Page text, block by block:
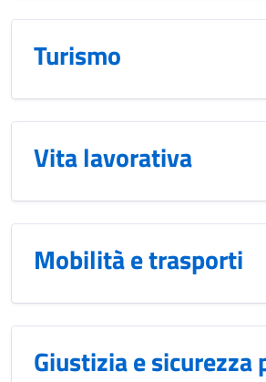
Turismo
Vita lavorativa
Mobilità e trasporti
Giustizia e sicurezza